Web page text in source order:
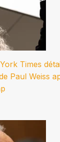
Times
Paul Weiss